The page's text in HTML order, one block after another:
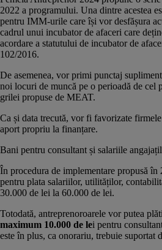
2022 a programului. Una dintre acestea
pentru IMM-urile care își vor desfășura
cadrul unui incubator de afaceri care
acordare a statutului de incubator de
102/2016.
De asemenea, vor primi punctaj
noi locuri de muncă pe o perioadă de cel
grilei propuse de MEAT.
Ca și data trecută, vor fi favorizate
aport propriu la finanțare.
Bani pentru consultant și salariile
În procedura de implementare propusă în
pentru plata salariilor, utilităților,
30.000 de lei la 60.000 de lei.
Totodată, antreprenoroarele vor putea
maximum 10.000 de lei pentru
este în plus, ca onorariu, trebuie suportat